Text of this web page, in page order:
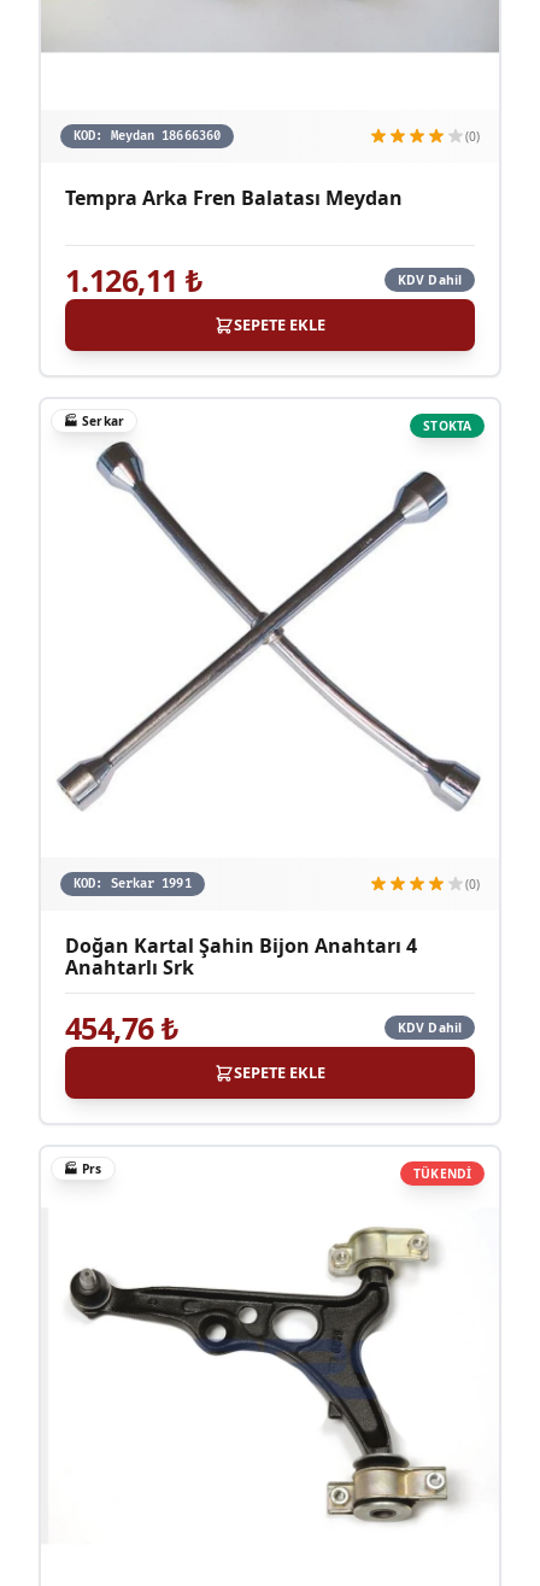
KOD: Meydan 18666360 (0)
Tempra Arka Fren Balatası Meydan
1.126,11 ₺ KDV Dahil
SEPETE EKLE
STOKTA
🏭Serkar
KOD: Serkar 1991 (0)
Doğan Kartal Şahin Bijon Anahtarı 4
Anahtarlı Srk
454,76₺ KDV Dahil
SEPETE EKLE
TÜKENDİ
🏭 Prs